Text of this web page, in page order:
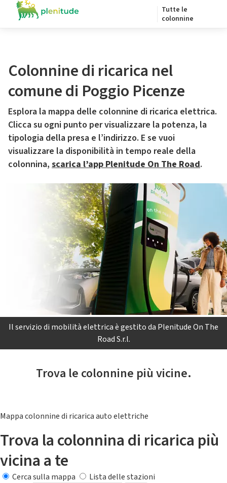
Tutte le
colonnine
Colonnine di ricarica nel
comune di Poggio Picenze
Esplora la mappa delle colonnine di ricarica elettrica.
Clicca su ogni punto per visualizzare la potenza, la
tipologia della presa e l’indirizzo. E se vuoi
visualizzare la disponibilità in tempo reale della
colonnina, scarica l’app Plenitude On The Road.
Il servizio di mobilità elettrica è gestito da Plenitude On The
Road S.r.l.
Trova le colonnine più vicine.
Mappa colonnine di ricarica auto elettriche
Trova la colonnina di ricarica più
vicina a te
Cerca sulla mappa
Lista delle stazioni